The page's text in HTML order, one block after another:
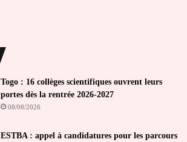
Togo : 16 collèges scientifiques ouvrent leurs
portes dès la rentrée 2026-2027
08/08/2026
ESTBA : appel à candidatures pour les parcours